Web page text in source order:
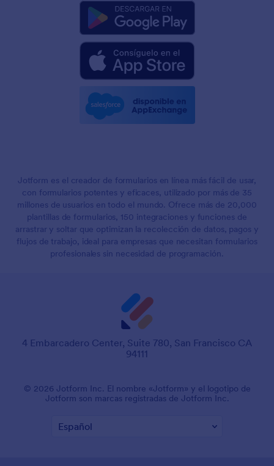
Jotform es el creador de formularios en línea más fácil de usar,
con formularios potentes y eficaces, utilizado por más de 35
millones de usuarios en todo el mundo. Ofrece más de 20,000
plantillas de formularios, 150 integraciones y funciones de
arrastrar y soltar que optimizan la recolección de datos, pagos y
flujos de trabajo, ideal para empresas que necesitan formularios
profesionales sin necesidad de programación.
4 Embarcadero Center, Suite 780, San Francisco CA
94111
© 2026 Jotform Inc. El nombre «Jotform» y el logotipo de
Jotform son marcas registradas de Jotform Inc.